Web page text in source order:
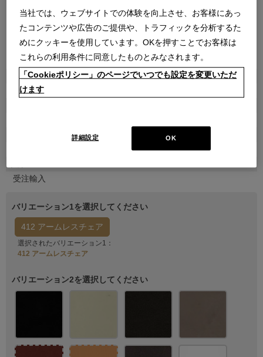
商品属性
家具
受注輸入
バリエーション1を選択してください
412 アームレスチェア
選択されたバリエーション1：
412 アームレスチェア
バリエーション2を選択してください
当社では、ウェブサイトでの体験を向上させ、お客様にあっ
たコンテンツや広告のご提供や、トラフィックを分析するた
めにクッキーを使用しています。OKを押すことでお客様は
これらの利用条件に同意したものとみなされます。
「Cookieポリシー」のページでいつでも設定を変更いただ
けます
OK
詳細設定